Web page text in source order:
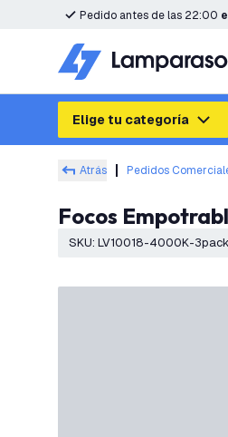
Pedido antes de las 22:00
Elige tu categoría
Atrás Pedidos
Focos
SKU: LV10018-4000K-3pack